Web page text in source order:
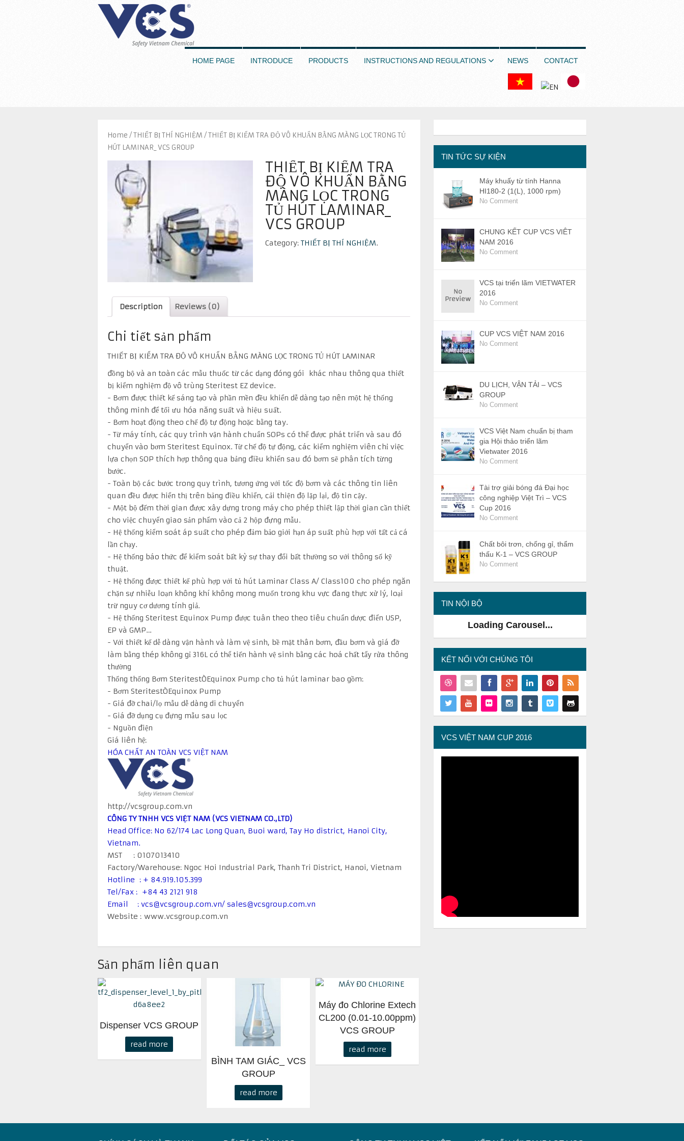
HOME PAGE INTRODUCE PRODUCTS INSTRUCTIONS AND REGULATIONS NEWS CONTACT
Home /THIẾT BỊ THÍ NGHIỆM / THIẾT BỊ KIỂM TRA ĐỘ VÔ KHUẨN BẰNG MÀNG LỌC TRONG TỦ
HÚT LAMINAR_ VCS GROUP
THIẾT BỊ KIỂM TRA
ĐỘ VÔ KHUẨN BẰNG
MÀNG LỌC TRONG
TỦ HÚT LAMINAR_
VCS GROUP
Category: THIẾT BỊ THÍ NGHIỆM.
Description Reviews (0)
Chi tiết sản phẩm
THIẾT BỊ KIỂM TRA ĐỘ VÔ KHUẨN BẰNG MÀNG LỌC TRONG TỦ HÚT LAMINAR
đồng bộ và an toàn các mẫu thuốc từ các dạng đóng gói khác nhau thông qua thiết
bị kiểm nghiệm độ vô trùng Steritest EZ device.
- Bơm được thiết kế sáng tạo và phần mền đều khiển dễ dàng tạo nên một hệ thống
thông minh để tối ưu hóa năng suất và hiệu suất.
- Bơm hoạt động theo chế độ tự động hoặc bằng tay.
- Từ máy tính, các quy trình vận hành chuẩn SOPs có thể được phát triển và sau đó
chuyển vào bơm Steritest Equinox. Từ chế độ tự động, các kiểm nghiệm viên chỉ việc
lựa chọn SOP thích hợp thông qua bảng điều khiển sau đó bơm sẽ phân tích từng
bước.
- Toàn bộ các bước trong quy trình, tương ứng với tốc độ bơm và các thông tin liên
quan đều được hiển thị trên bảng điều khiển, cải thiện độ lặp lại, độ tin cậy.
- Một bộ đếm thời gian được xây dựng trong máy cho phép thiết lập thời gian cần thiết
cho việc chuyển giao sản phẩm vào cả 2 hộp đựng mẫu.
- Hệ thống kiểm soát áp suất cho phép đảm bảo giới hạn áp suất phù hợp với tất cả cá
lần chạy.
- Hệ thống báo thức để kiểm soát bất kỳ sự thay đổi bất thường so với thông số kỹ
thuật.
- Hệ thống được thiết kế phù hợp với tủ hút Laminar Class A/ Class100 cho phép ngăn
chặn sự nhiễu loạn không khí không mong muốn trong khu vực đang thực xử lý, loại
trừ nguy cơ dương tính giả.
- Hệ thống Steritest Equinox Pump được tuân theo theo tiêu chuẩn dược điển USP,
EP và GMP…
- Với thiết kế dễ dàng vận hành và làm vệ sinh, bề mặt thân bơm, đầu bơm và giá đỡ
làm bằng thép không gỉ 316L có thể tiến hành vệ sinh bằng các hoá chất tẩy rửa thông
thường
Thống thống Bơm SteritestÒEquinox Pump cho tủ hút laminar bao gồm:
- Bơm SteritestÒEquinox Pump
- Giá đỡ chai/lọ mẫu dễ dàng di chuyển
- Giá đỡ dụng cụ đựng mẫu sau lọc
- Nguồn điện
Giá liên hệ:
HÓA CHẤT AN TOÀN VCS VIỆT NAM
http://vcsgroup.com.vn
CÔNG TY TNHH VCS VIỆT NAM (VCS VIETNAM CO.,LTD)
Head Office: No 62/174 Lac Long Quan, Buoi ward, Tay Ho district, Hanoi City,
Vietnam.
MST : 0107013410
Factory/Warehouse: Ngoc Hoi Industrial Park, Thanh Tri District, Hanoi, Vietnam
Hotline : + 84.919.105.399
Tel/Fax : +84 43 2121 918
Email : vcs@vcsgroup.com.vn/ sales@vcsgroup.com.vn
Website : www.vcsgroup.com.vn
Sản phẩm liên quan
Dispenser VCS GROUP
read more
BÌNH TAM GIÁC_ VCS
GROUP
read more
Máy đo Chlorine Extech
CL200 (0.01-10.00ppm)
VCS GROUP
read more
TIN TỨC SỰ KIỆN
Máy khuấy từ tính Hanna
HI180-2 (1(L), 1000 rpm)
No Comment
CHUNG KẾT CUP VCS VIÊT
NAM 2016
No Comment
VCS tại triển lãm VIETWATER
2016
No Comment
CUP VCS VIỆT NAM 2016
No Comment
DU LỊCH, VẬN TẢI – VCS
GROUP
No Comment
VCS Việt Nam chuẩn bị tham
gia Hội thảo triển lãm
Vietwater 2016
No Comment
Tài trợ giải bóng đá Đại học
công nghiệp Việt Trì – VCS
Cup 2016
No Comment
Chất bôi trơn, chống gỉ, thẩm
thấu K-1 – VCS GROUP
No Comment
TIN NỘI BỘ
CUP VCS VIỆT NAM 2016
STRORE OF VCS
VCS BRAND – THUONG HIEU VIET
KẾT NỐI VỚI CHÚNG TÔI
VCS VIỆT NAM CUP 2016